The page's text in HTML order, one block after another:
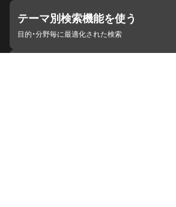
テーマ別検索機能を使う
目的・分野毎に最適化された検索